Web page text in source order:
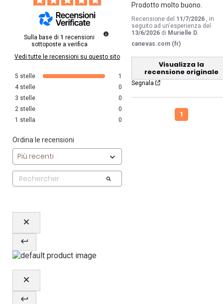
Sulla base di 1 recensioni
sottoposte a verifica
Vedi tutte le recensioni su questo sito
5 stelle
1
4 stelle
0
3 stelle
0
2 stelle
0
1 stella 0
Ordina le recensioni
Prodotto molto buono.
Recensione del 11/7/2026
, in
seguito ad un'esperienza del
13/6/2026 di Murielle D.
canevas.com (fr)
Visualizza la
recensione originale
Segnala
1